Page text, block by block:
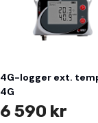
4G-logger ext.
4G
6 590 kr